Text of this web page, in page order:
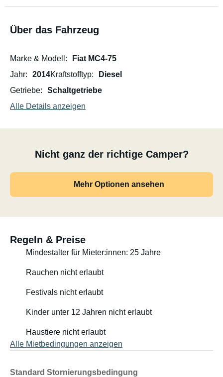
Über das Fahrzeug
Marke & Modell
Fiat MC4-75
Jahr
2014Kraftstofftyp
Diesel
Getriebe
Schaltgetriebe
Alle Details anzeigen
Nicht ganz der richtige Camper?
Mehr Optionen ansehen
Regeln & Preise
Mindestalter für Mieter:innen: 25 Jahre
Rauchen nicht erlaubt
Festivals nicht erlaubt
Kinder unter 12 Jahren nicht erlaubt
Haustiere nicht erlaubt
Alle Mietbedingungen anzeigen
Standard Stornierungsbedingung